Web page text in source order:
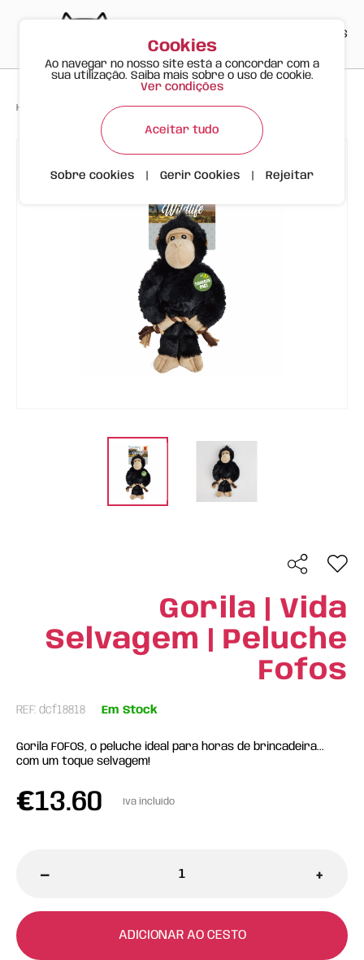
ES
Happy Meow Produtos > > Gorila | Vida Selvagem | Peluche Fofos
Gorila | Vida
Selvagem | Peluche
Fofos
REF: dcf18818 Em Stock
Gorila FOFOS, o peluche ideal para horas de brincadeira...
com um toque selvagem!
€13.60 Iva incluído
- +
ADICIONAR AO CESTO
Cookies
Ao navegar no nosso site está a concordar com a
sua utilização. Saiba mais sobre o uso de cookie.
Ver condições
Aceitar tudo
Sobre cookies Gerir Cookies Rejeitar